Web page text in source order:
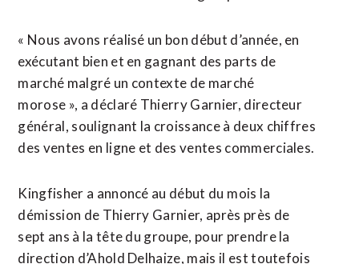
« Nous avons réalisé un bon début d’année, en
exécutant bien et en gagnant des parts de
marché malgré un contexte de marché
morose », a déclaré Thierry Garnier, directeur
général, soulignant la croissance à deux chiffres
des ventes en ligne et des ventes commerciales.
Kingfisher a annoncé au début du ⁠mois la
démission de Thierry Garnier, après près de
sept ans à la tête du groupe, pour prendre la
direction d’Ahold Delhaize, mais il est toutefois